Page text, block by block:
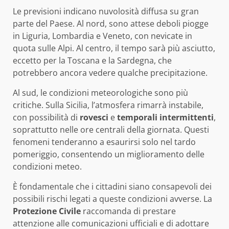
Le previsioni indicano nuvolosità diffusa su gran
parte del Paese. Al nord, sono attese deboli piogge
in Liguria, Lombardia e Veneto, con nevicate in
quota sulle Alpi. Al centro, il tempo sarà più asciutto,
eccetto per la Toscana e la Sardegna, che
potrebbero ancora vedere qualche precipitazione.
Al sud, le condizioni meteorologiche sono più
critiche. Sulla Sicilia, l’atmosfera rimarrà instabile,
con possibilità di rovesci etemporali intermittenti,
soprattutto nelle ore centrali della giornata. Questi
fenomeni tenderanno a esaurirsi solo nel tardo
pomeriggio, consentendo un miglioramento delle
condizioni meteo.
È fondamentale che i cittadini siano consapevoli dei
possibili rischi legati a queste condizioni avverse. La
Protezione Civile raccomanda di prestare
attenzione alle comunicazioni ufficiali e di adottare